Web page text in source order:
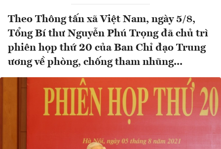
Theo Thông tấn xã Việt Nam, ngày 5/8,
Tổng Bí thư Nguyễn Phú Trọng đã chủ trì
phiên họp thứ 20 của Ban Chỉ đạo Trung
ương về phòng, chống tham nhũng...